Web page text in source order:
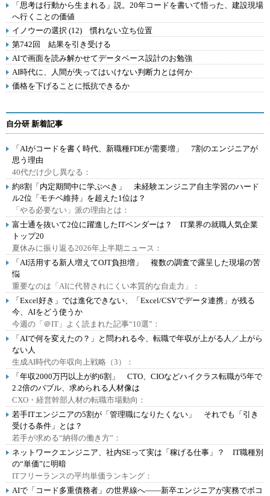
「思考は行動から生まれる」説。20年コードを書いて悟った、建設現場
へ行くことの価値
イノウーの選択 (12) 慣れない立ち位置
第742回 結果を引き受ける
AIで画面を読み解かせてデータベース設計のお勉強
AI時代に、人間が失ってはいけない判断力とは何か
価格を下げることに抵抗できるか
自分研 新着記事
「AIがコードを書く時代、新職種FDEが需要増」 7割のエンジニアが
思う理由
40代だけ少し異なる：
約8割「内定期間中に学ぶべき」 未経験エンジニア自主学習のハード
ル2位「モチベ維持」を超えた1位は？
「やる必要ない」派の理由とは：
富士通を抜いて2位に躍進したITベンダーは？ IT業界の就職人気企業
トップ20
夏休みに振り返る2026年上半期ニュース：
「AI活用する新人増えてOJT負担増」 複数の調査で露呈した現場の苦
悩
重要なのは「AIに代替されにくい本質的な自走力」：
「Excel好き」では進化できない、「Excel/CSVでデータ連携」が残る
今、AIをどう使うか
今週の「＠IT」よく読まれた記事“10選”：
「AIで何を変えたの？」と問われる今、転職で年収が上がる人／上がら
ない人
生成AI時代の年収向上戦略（3）：
「年収2000万円以上が約6割」 CTO、CIOなどハイクラス転職が5年で
2.2倍のバブル、求められる人材像は
CXO・経営幹部人材の転職市場動向：
若手ITエンジニアの5割が「管理職になりたくない」 それでも「引き
受ける条件」とは？
若手が求める“納得の働き方”：
ネットワークエンジニア、社内SEって実は「稼げる仕事」？ IT職種別
の“単価”に明暗
ITフリーランスの平均単価ランキング：
AIで「コード多重債務者」の世界線へ――新卒エンジニアが実務でボコ